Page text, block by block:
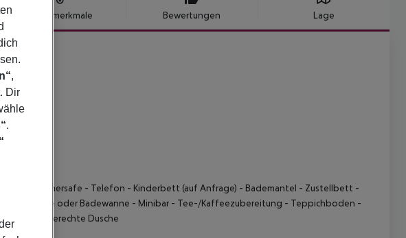
Hotelmerkmale Bewertungen Lage
- Zimmersafe - Telefon - Kinderbett (auf Anfrage) - Bademantel - Zustellbett -
mit Dusche oder Badewanne - Minibar - Tee-/Kaffeezubereitung - Teppichboden -
- Rollstuhlgerechte Dusche
,
Dir
.